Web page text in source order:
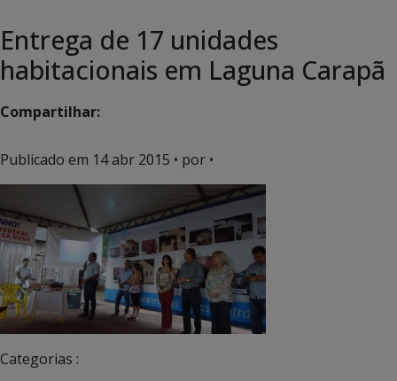
Entrega de 17 unidades
habitacionais em Laguna Carapã
Compartilhar:
Publicado em 14 abr 2015 • por •
Categorias :